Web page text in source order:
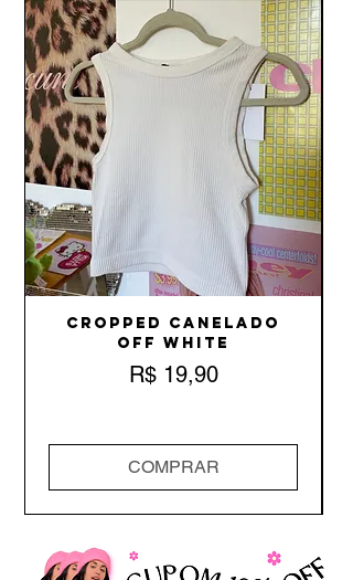
Cropped Canelado
Off White
Preço
R$ 19,90
COMPRAR